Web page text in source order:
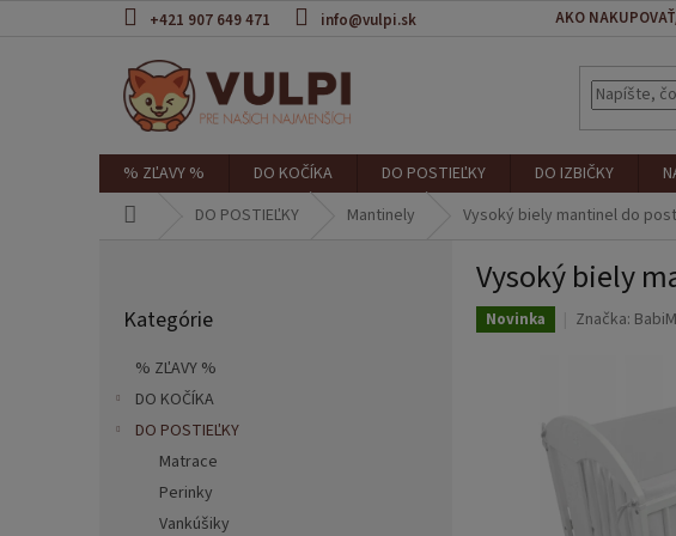
+421 907 649 471 info@vulpi.sk AKO
% ZĽAVY % DO KOČÍKA DO POSTIEĽKY DO IZBIČKY
DO POSTIEĽKY Mantinely Vysoký biely mantinel do
kategórie
Kategórie
% ZĽAVY %
DO KOČÍKA
DO POSTIEĽKY
Matrace
Perinky
Vankúšiky
Vysoký biely
Novinka Značka: BabiM